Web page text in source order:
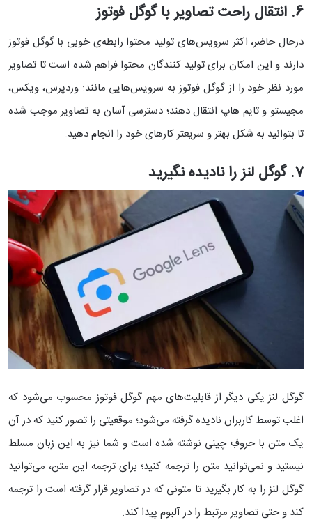
6. انتقال راحت تصاویر با گوگل فوتوز
درحال حاضر، اکثر سرویس‌های تولید محتوا رابطه‌ی خوبی با گوگل فوتوز
دارند و این امکان برای تولید کنندگان محتوا فراهم شده است تا تصاویر
مورد نظر خود را از گوگل فوتوز به سرویس‌هایی مانند: وردپرس، ویکس،
مجیستو و تایم هاپ انتقال دهند؛ دسترسی آسان به تصاویر موجب شده
تا بتوانید به شکل بهتر و سریعتر کارهای خود را انجام دهید.
7. گوگل لنز را نادیده نگیرید
گوگل لنز یکی دیگر از قابلیت‌های مهم گوگل فوتوز محسوب می‌شود که
اغلب توسط کاربران نادیده گرفته می‌شود؛ موقعیتی را تصور کنید که در آن
یک متن با حروفِ چینی نوشته شده است و شما نیز به این زبان مسلط
نیستید و نمی‌توانید متن را ترجمه کنید؛ برای ترجمه این متن، می‌توانید
گوگل لنز را به کار بگیرید تا متونی که در تصاویر قرار گرفته است را ترجمه
کند و حتی تصاویر مرتبط را در آلبوم پیدا کند.